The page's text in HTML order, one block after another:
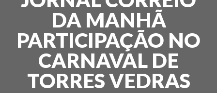
DA MANHÃ
PARTICIPAÇÃO NO
CARNAVAL DE
TORRES VEDRAS